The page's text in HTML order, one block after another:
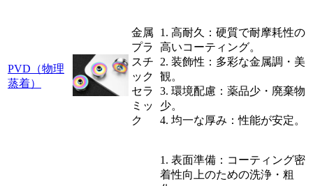
PVD（物理
蒸着）
金属
プラ
スチ
ック
セラ
ミッ
ク
1. 高耐久：硬質で耐摩耗性の
高いコーティング。
2. 装飾性：多彩な金属調・美
観。
3. 環境配慮：薬品少・廃棄物
少。
4. 均一な厚み：性能が安定。
1. 表面準備：コーティング密
着性向上のための洗浄・粗